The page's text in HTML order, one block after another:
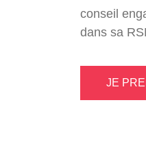
conseil
dans sa
JE